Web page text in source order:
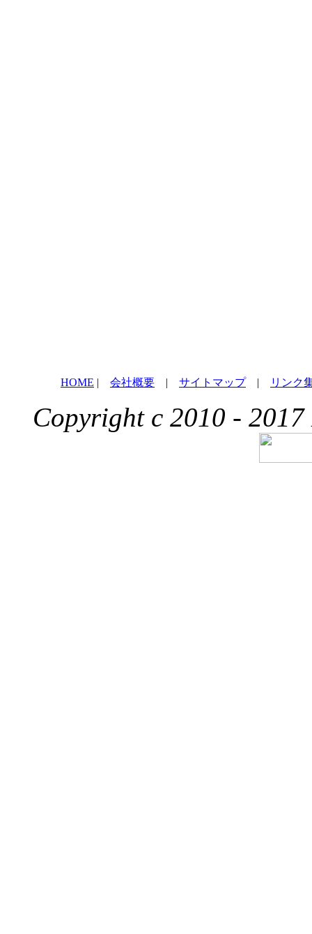
HOME | 会社概要 | サイトマップ| リンク
Copyright c 2010 - 2017